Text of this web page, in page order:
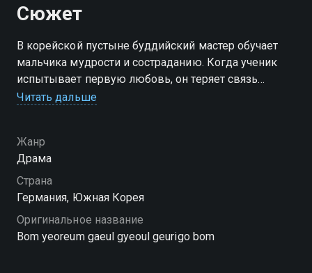
Сюжет
В корейской пустыне буддийский мастер обучает
мальчика мудрости и состраданию. Когда ученик
испытывает первую любовь, он теряет связь
с учением и попадает в тюрьму за преступление,
с кармой, осознавая цену физического катарсиса.
Читать дальше
Жанр
Драма
Страна
Германия, Южная Корея
Оригинальное название
Bom yeoreum gaeul gyeoul geurigo bom